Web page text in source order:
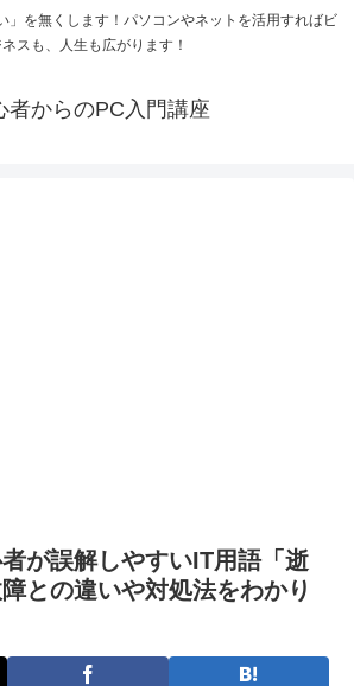
」を無くします！パソコンやネットを活用すればビ
ネスも、人生も広がります！
者からのPC入門講座
が誤解しやすいIT用語「逝
との違いや対処法をわかり